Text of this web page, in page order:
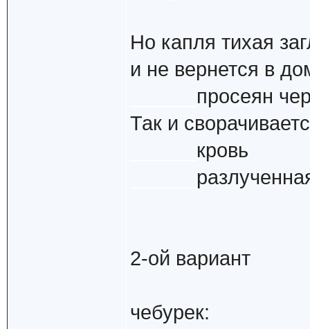
Но капля тихая
и не вернется в
просеян
Так и
кровь
2-ой вариант
чебурек: